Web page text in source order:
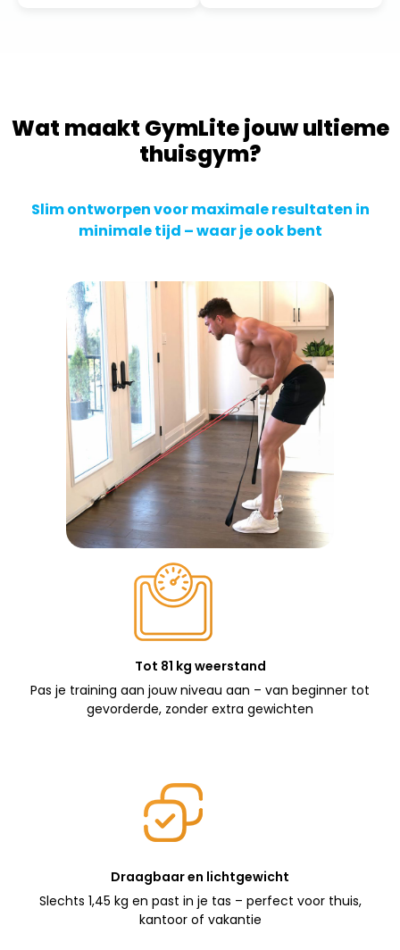
Wat maakt GymLite jouw ultieme
thuisgym?
Slim ontworpen voor maximale resultaten in
minimale tijd – waar je ook bent
Tot 81 kg weerstand
Pas je training aan jouw niveau aan – van beginner tot
gevorderde, zonder extra gewichten
Draagbaar en lichtgewicht
Slechts 1,45 kg en past in je tas – perfect voor thuis,
kantoor of vakantie